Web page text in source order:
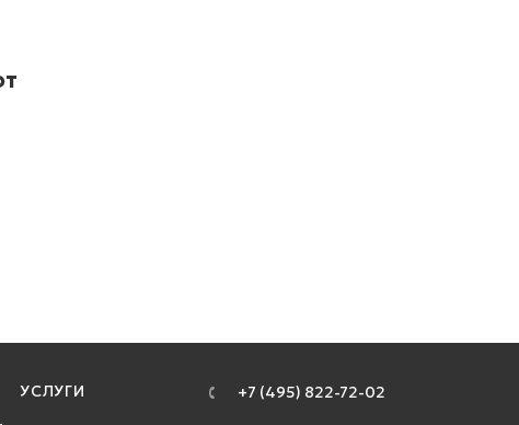
УСЛУГИ
+7 (495) 822-72-02